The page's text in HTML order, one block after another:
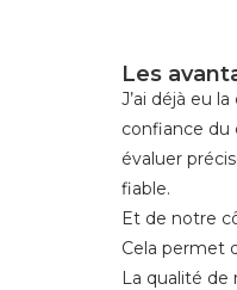
Les
J’ai déjà eu
confiance du
évaluer
fiable.
Et de notre
Cela permet
La qualité de